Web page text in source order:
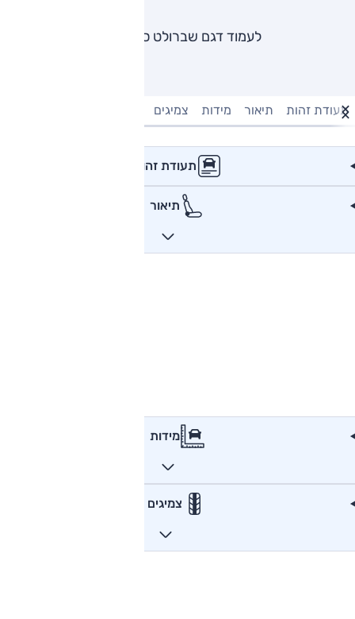
לעמוד דגם שברולט סוואנה
תעודת זהות תיאור מידות צמיגים
תעודת זהות
תיאור
מידות
צמיגים